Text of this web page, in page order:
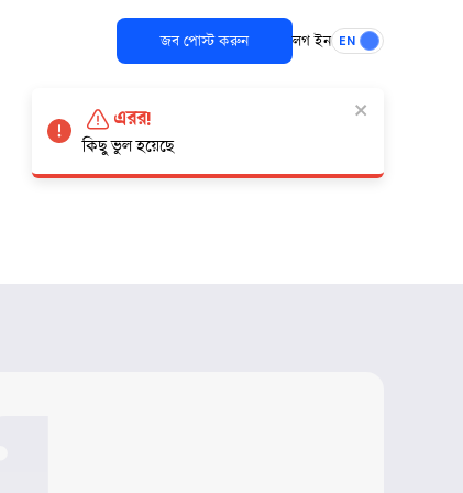
জব পোস্ট করুন লগ ইন EN
এরর!
কিছু ভুল হয়েছে